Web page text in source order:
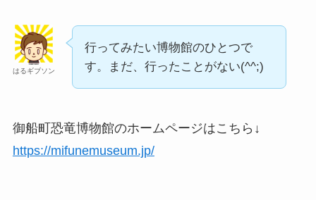
はるギブソン
行ってみたい博物館のひとつで
す。まだ、行ったことがない(^^;)
御船町恐竜博物館のホームページはこちら↓
https://mifunemuseum.jp/